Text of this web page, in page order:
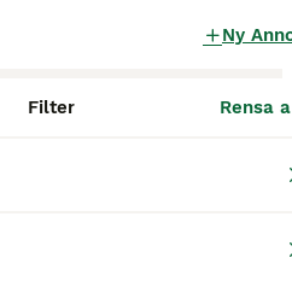
Ny
Filter Rensa